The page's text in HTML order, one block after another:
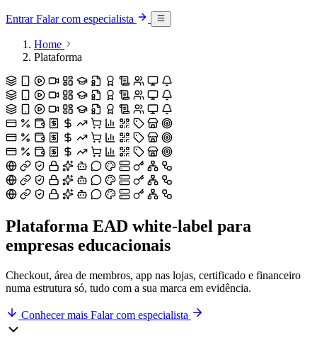
EntrarFalar com especialista
Home
Plataforma
Plataforma EAD white-label para
empresas educacionais
Checkout, área de membros, app nas lojas, certificado e financeiro
numa estrutura só, tudo com a sua marca em evidência.
Conhecer mais Falar com especialista